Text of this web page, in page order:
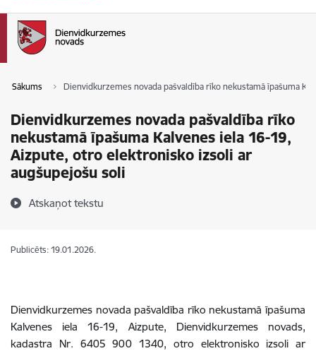
Sākums Dienvidkurzemes novada pašvaldība rīko nekustamā īpašuma
Dienvidkurzemes novada pašvaldība rīko
nekustamā īpašuma Kalvenes iela 16-19,
Aizpute, otro elektronisko izsoli ar
augšupejošu soli
Atskaņot tekstu
Publicēts: 19.01.2026.
Dienvidkurzemes novada pašvaldība rīko nekustamā īpašuma
Kalvenes iela 16-19, Aizpute, Dienvidkurzemes novads,
kadastra Nr. 6405 900 1340, otro elektronisko izsoli ar